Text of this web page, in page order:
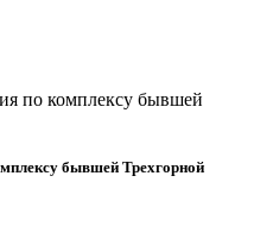
бывшей Трехгорной